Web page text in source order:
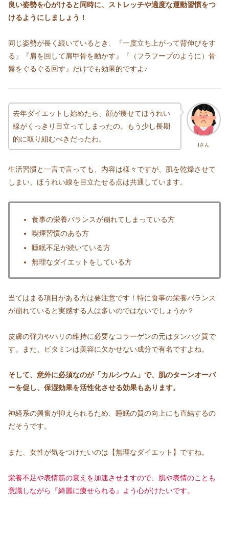
良い姿勢を心がけると同時に、ストレッチや適度な運動習慣をつ
けるようにしましょう！
同じ姿勢が長く続いているとき、『一度立ち上がって背伸びをす
る』『肩を回して肩甲骨を動かす』『（フラフープのように）骨
盤をぐるぐる回す』だけでも効果的ですよ♪
Iさん
去年ダイエットし始めたら、顔が痩せてほうれい
線がくっきり目立ってしまったの。もう少し長期
的に取り組むべきだったわ。
生活習慣と一言で言っても、内容は様々ですが、肌を乾燥させて
しまい、ほうれい線を目立たせる点は共通しています。
食事の栄養バランスが崩れてしまっている方
喫煙習慣のある方
睡眠不足が続いている方
無理なダイエットをしている方
当てはまる項目がある方は要注意です！特に食事の栄養バランス
が崩れていると実感する人は多いのではないでしょうか？
皮膚の弾力やハリの維持に必要なコラーゲンの元はタンパク質で
す。また、ビタミンは美容に欠かせない成分で有名ですよね。
そして、意外に必須なのが「カルシウム」で、肌のターンオーバ
ーを促し、保湿効果を活性化させる効果もあります。
神経系の興奮が抑えられるため、睡眠の質の向上にも直結するの
だそうです。
また、女性が気をつけたいのは【無理なダイエット】ですね。
栄養不足や表情筋の衰えを加速させますので、肌や表情のことも
意識しながら『綺麗に痩せられる』よう心がけたいです。